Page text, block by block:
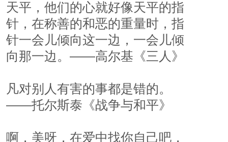
天平，他们的心就好像天平的指
针，在称善的和恶的重量时，指
针一会儿倾向这一边，一会儿倾
向那一边。——高尔基《三人》
凡对别人有害的事都是错的。
——托尔斯泰《战争与和平》
啊，美呀，在爱中找你自己吧，